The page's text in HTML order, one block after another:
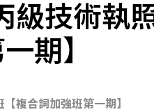
級技術執
期】
複合詞加強班第一期】